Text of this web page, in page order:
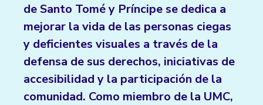
de Santo Tomé y Príncipe se dedica a
mejorar la vida de las personas ciegas
y deficientes visuales a través de la
defensa de sus derechos, iniciativas de
accesibilidad y la participación de la
comunidad. Como miembro de la UMC,